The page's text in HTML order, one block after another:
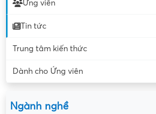
Ứng viên
Tin tức
Trung tâm kiến thức
Dành cho Ứng viên
Ngành nghề